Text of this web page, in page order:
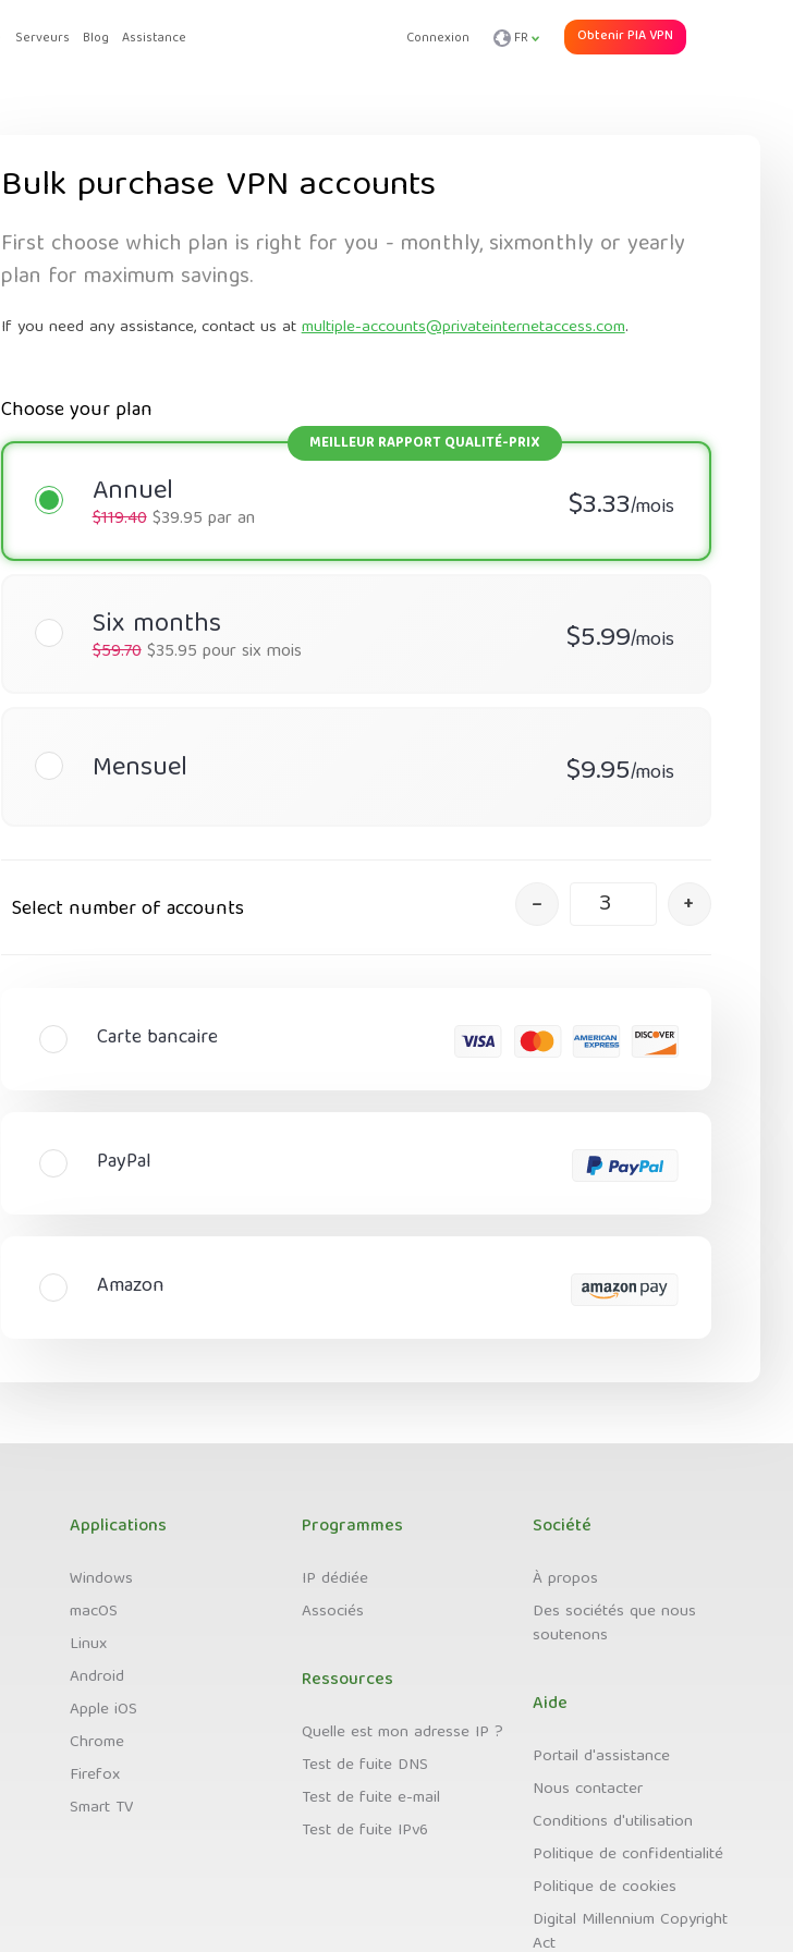
Serveurs Blog Assistance Connexion FR Obtenir PIA VPN
Bulk purchase VPN accounts
First choose which plan is right for you - monthly, sixmonthly or yearly
plan for maximum savings.
If you need any assistance, contact us atmultiple-accounts@privateinternetaccess.com.
Choose your plan
Annuel $3.33/mois
$119.40$39.95 par an
Six months $5.99/mois
$59.70$35.95 pour six mois
Mensuel $9.95/mois
Select number of accounts – +
Carte bancaire
PayPal
Amazon
Applications
Windows
macOS
Linux
Android
Apple iOS
Chrome
Firefox
Smart TV
Programmes
IP dédiée
Associés
Ressources
Quelle est mon adresse IP ?
Test de fuite DNS
Test de fuite e-mail
Test de fuite IPv6
Société
À propos
Des sociétés que nous
soutenons
Aide
Portail d'assistance
Nous contacter
Conditions d'utilisation
Politique de confidentialité
Politique de cookies
Digital Millennium Copyright
Act